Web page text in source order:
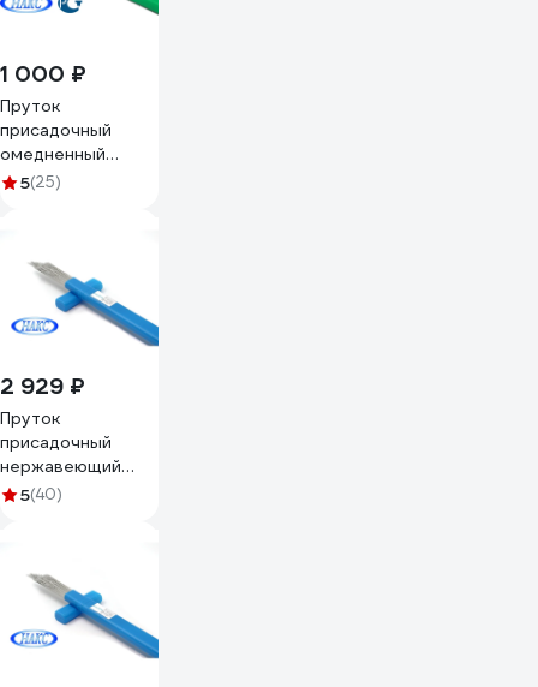
1 000 ₽
Пруток
присадочный
омедненный
SvarCity для
(Св-08Г2С) 2,4мм
5кг пруток/
медь/ER 70S-
5(25)
2 929 ₽
Пруток
присадочный
нержавеющий
SvarCity для
пруток/
нержавейка/ER308LSi/2,4/5кг
5(40)